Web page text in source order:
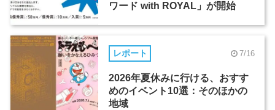
ワード with ROYAL」が開始
レポート 7/16
2026年夏休みに行ける、おすす
めのイベント10選：そのほかの
地域